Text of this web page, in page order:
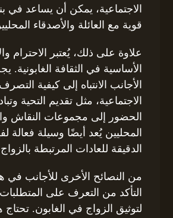
الاجتماعية، يمكن أن يساعد في
قوية مع العائلة والأصدقاء
علاوة على ذلك، يُعتبر الاحترام
الأساسية في الثقافة الغابونية.
الأجانب الانتباه إلى كيفية
الاجتماعية، مثل تقديم التحية
الحضور إلى مجموعات النقاش
المحليين يُعد أيضًا وسيلة فعالة
الدقيقة للعادات المرتبطة
من النصائح الأخرى للأجانب في
التأكد من التعرف على المتطلبات
لتوثيق الزواج في الغابون. تحتاج